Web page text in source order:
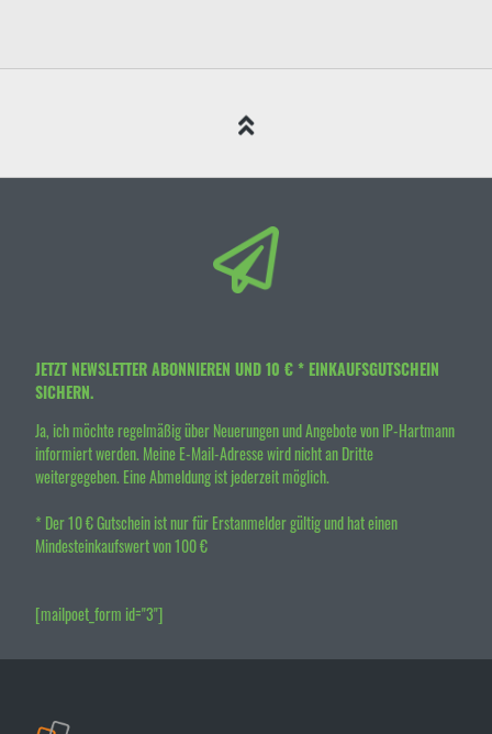
JETZT NEWSLETTER ABONNIEREN UND 10 € * EINKAUFSGUTSCHEIN
SICHERN.
Ja, ich möchte regelmäßig über Neuerungen und Angebote von IP-Hartmann
informiert werden. Meine E-Mail-Adresse wird nicht an Dritte
weitergegeben. Eine Abmeldung ist jederzeit möglich.
* Der 10 € Gutschein ist nur für Erstanmelder gültig und hat einen
Mindesteinkaufswert von 100 €
[mailpoet_form id="3"]